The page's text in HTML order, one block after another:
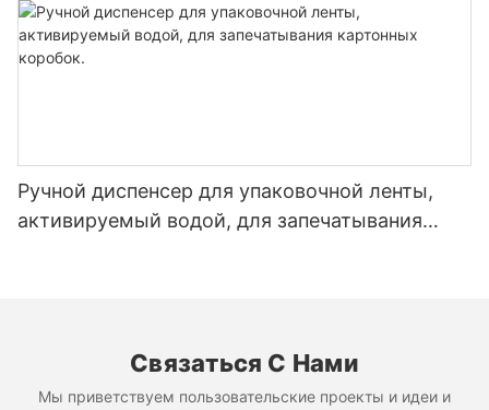
Ручной диспенсер для упаковочной ленты,
активируемый водой, для запечатывания
Связаться С Нами
Мы приветствуем пользовательские проекты и идеи и